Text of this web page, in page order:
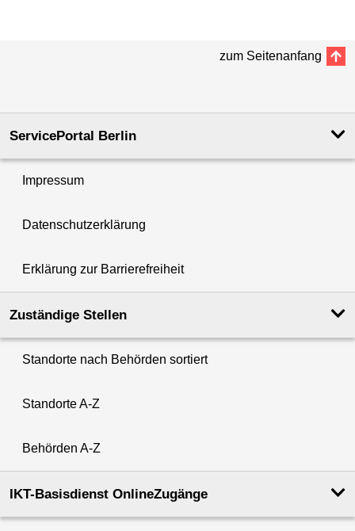
zum Seitenanfang
ServicePortal Berlin
Impressum
Datenschutzerklärung
Erklärung zur Barrierefreiheit
Zuständige Stellen
Standorte nach Behörden sortiert
Standorte A-Z
Behörden A-Z
IKT-Basisdienst OnlineZugänge